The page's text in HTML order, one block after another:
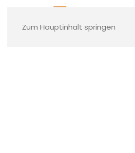
Zum Hauptinhalt springen